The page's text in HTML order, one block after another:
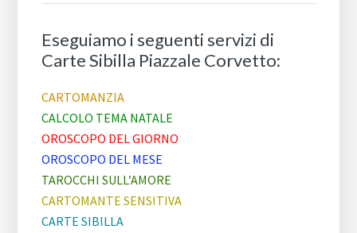
Eseguiamo i seguenti servizi di
Carte Sibilla ​Piazzale ​Corvetto:
CARTOMANZIA
CALCOLO TEMA NATALE
OROSCOPO DEL GIORNO
OROSCOPO DEL MESE
TAROCCHI SULL’AMORE
CARTOMANTE SENSITIVA
CARTE SIBILLA